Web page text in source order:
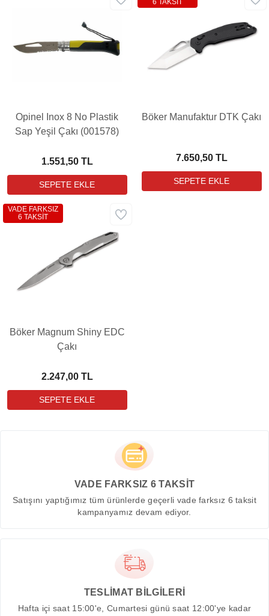
Opinel Inox 8 No Plastik
Sap Yeşil Çakı (001578)
1.551,50 TL
Böker Manufaktur DTK Çakı
7.650,50 TL
6 TAKSİT
Böker Magnum Shiny EDC
Çakı
2.247,00 TL
VADE FARKSIZ
6 TAKSİT
VADE FARKSIZ 6 TAKSİT
Satışını yaptığımız tüm ürünlerde geçerli vade farksız 6 taksit
kampanyamız devam ediyor.
TESLİMAT BİLGİLERİ
Hafta içi saat 15:00'e, Cumartesi günü saat 12:00'ye kadar